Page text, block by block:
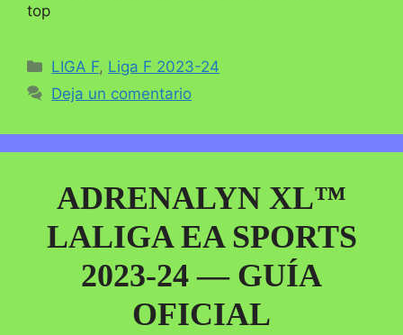
top
Categorías
LIGA F, Liga F 2023-24
Deja un comentario
ADRENALYN XL™
LALIGA EA SPORTS
2023-24 — GUÍA
OFICIAL